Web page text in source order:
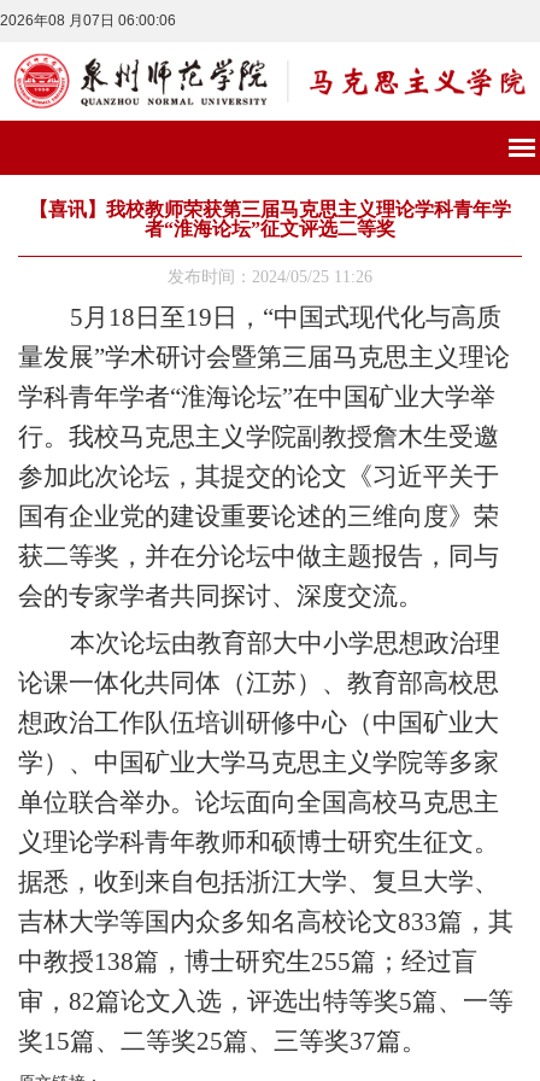
2026年08 月07日 06:00:06
【喜讯】我校教师荣获第三届马克思主义理论学科青年学
者“淮海论坛”征文评选二等奖
发布时间：2024/05/25 11:26
5月18日至19日，“中国式现代化与高质
量发展”学术研讨会暨第三届马克思主义理论
学科青年学者“淮海论坛”在中国矿业大学举
行。我校马克思主义学院副教授詹木生受邀
参加此次论坛，其提交的论文《习近平关于
国有企业党的建设重要论述的三维向度》荣
获二等奖，并在分论坛中做主题报告，同与
会的专家学者共同探讨、深度交流。
本次论坛由教育部大中小学思想政治理
论课一体化共同体（江苏）、教育部高校思
想政治工作队伍培训研修中心（中国矿业大
学）、中国矿业大学马克思主义学院等多家
单位联合举办。论坛面向全国高校马克思主
义理论学科青年教师和硕博士研究生征文。
据悉，收到来自包括浙江大学、复旦大学、
吉林大学等国内众多知名高校论文833篇，其
中教授138篇，博士研究生255篇；经过盲
审，82篇论文入选，评选出特等奖5篇、一等
奖15篇、二等奖25篇、三等奖37篇。